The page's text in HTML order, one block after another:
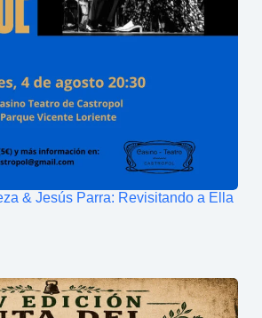
& Jesús Parra: Revisitando a Ella